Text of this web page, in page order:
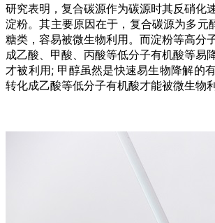
研究表明，复合碳源作为碳源时其反硝化
淀粉。其主要原因在于，复合碳源为多元
糖类， 容易被微生物利用。而淀粉等高分
成乙酸、甲酸、丙酸等低分子有机酸等易
才被利用; 甲醇虽然是快速易生物降解的
转化成乙酸等低分子有机酸才能被微生物利